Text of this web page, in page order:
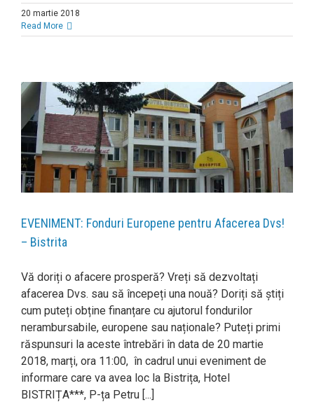
20 martie 2018
Read More
EVENIMENT: Fonduri Europene pentru Afacerea Dvs!
– Bistrita
Vă doriți o afacere prosperă? Vreți să dezvoltați
afacerea Dvs. sau să începeți una nouă? Doriți să știți
cum puteți obține finanțare cu ajutorul fondurilor
nerambursabile, europene sau naționale? Puteți primi
răspunsuri la aceste întrebări în data de 20 martie
2018, marți, ora 11:00, în cadrul unui eveniment de
informare care va avea loc la Bistrița, Hotel
BISTRIȚA***, P-ța Petru [...]